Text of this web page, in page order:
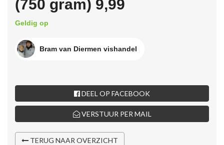
(750 gram) 9,99
Geldig op
Bram van Diermen vishandel
DEEL OP FACEBOOK
VERSTUUR PER MAIL
TERUG NAAR OVERZICHT